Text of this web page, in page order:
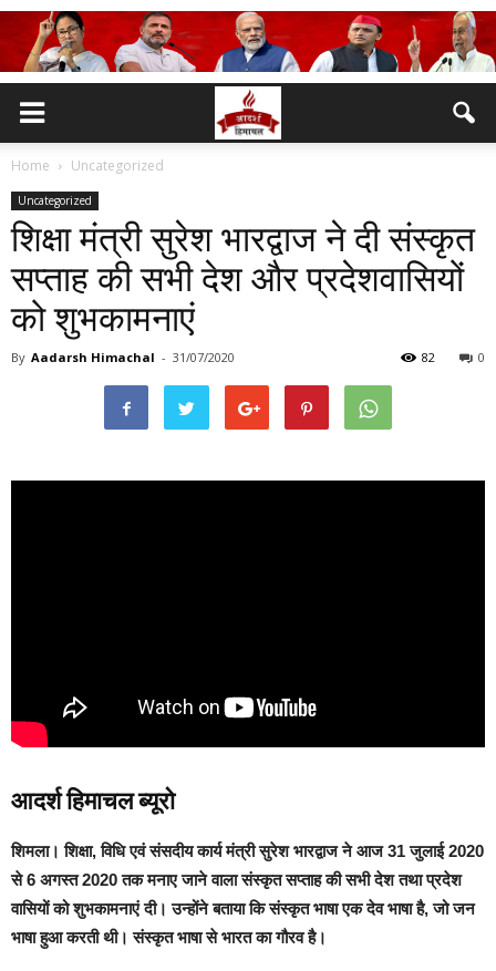
Home Uncategorized
Uncategorized
शिक्षा मंत्री सुरेश भारद्वाज ने दी संस्कृत
सप्ताह की सभी देश और प्रदेशवासियों
को शुभकामनाएं
By Aadarsh Himachal - 31/07/2020 0
82
आदर्श हिमाचल ब्यूरो
शिमला। शिक्षा, विधि एवं संसदीय कार्य मंत्री सुरेश भारद्वाज ने आज 31 जुलाई 2020
से 6 अगस्त 2020 तक मनाए जाने वाला संस्कृत सप्ताह की सभी देश तथा प्रदेश
वासियों को शुभकामनाएं दी। उन्होंने बताया कि संस्कृत भाषा एक देव भाषा है, जो जन
भाषा हुआ करती थी। संस्कृत भाषा से भारत का गौरव है।